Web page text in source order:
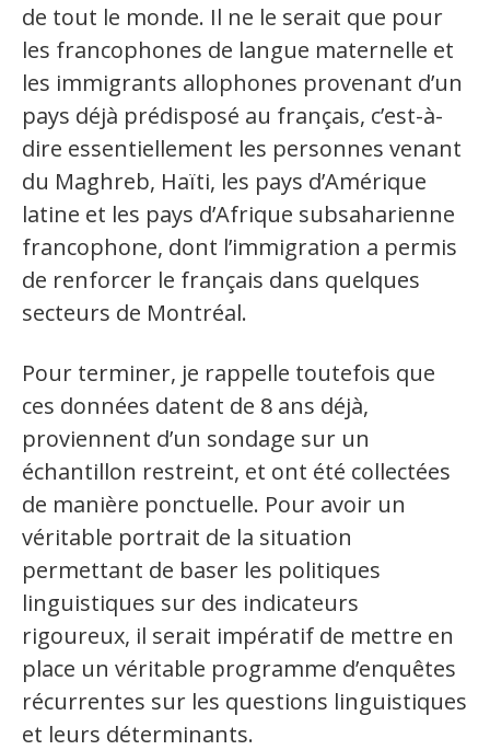
de tout le monde. Il ne le serait que pour
les francophones de langue maternelle et
les immigrants allophones provenant d’un
pays déjà prédisposé au français, c’est-à-
dire essentiellement les personnes venant
du Maghreb, Haïti, les pays d’Amérique
latine et les pays d’Afrique subsaharienne
francophone, dont l’immigration a permis
de renforcer le français dans quelques
secteurs de Montréal.
Pour terminer, je rappelle toutefois que
ces données datent de 8 ans déjà,
proviennent d’un sondage sur un
échantillon restreint, et ont été collectées
de manière ponctuelle. Pour avoir un
véritable portrait de la situation
permettant de baser les politiques
linguistiques sur des indicateurs
rigoureux, il serait impératif de mettre en
place un véritable programme d’enquêtes
récurrentes sur les questions linguistiques
et leurs déterminants.